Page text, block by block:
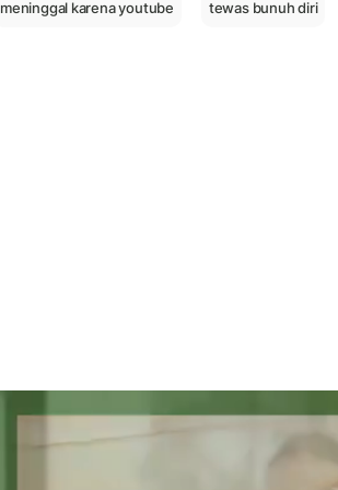
meninggal karena youtube tewas bunuh diri